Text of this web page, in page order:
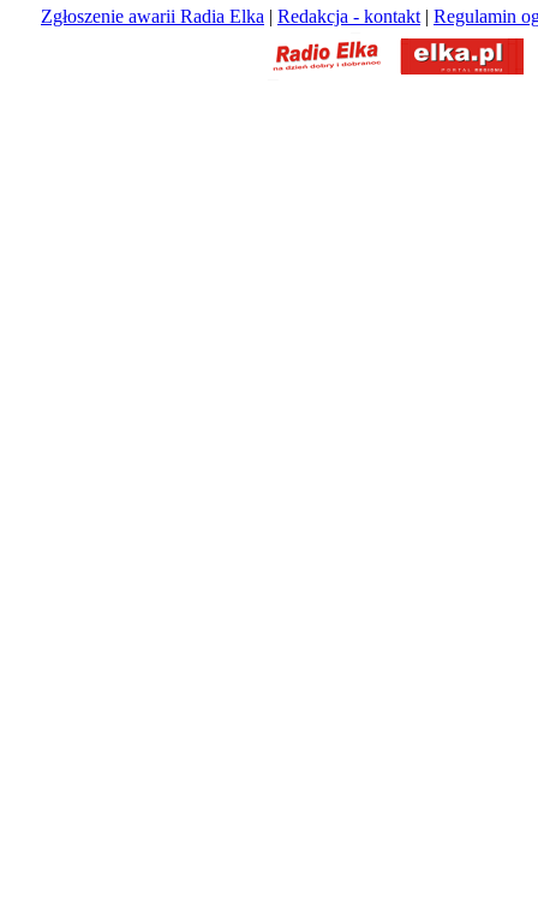
Zgłoszenie awarii Radia Elka | Redakcja - kontakt | Regulamin